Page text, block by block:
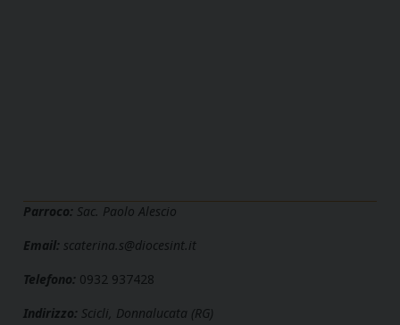
Parroco: Sac. Paolo Alescio
Email: scaterina.s@diocesint.it
Telefono: 0932 937428
Indirizzo: Scicli, Donnalucata (RG)